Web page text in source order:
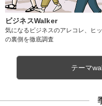
ビジネスWalker
気になるビジネスのアレコレ、ヒ
の裏側を徹底調査
テーマ